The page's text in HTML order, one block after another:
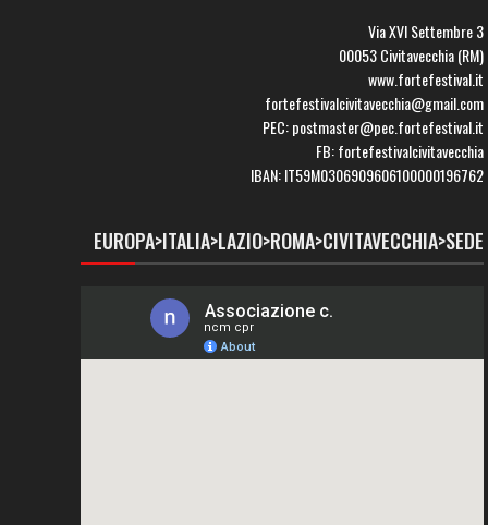
Via XVI Settembre 3
00053 Civitavecchia (RM)
www.fortefestival.it
fortefestivalcivitavecchia@gmail.com
PEC: postmaster@pec.fortefestival.it
FB: fortefestivalcivitavecchia
IBAN: IT59M0306909606100000196762
EUROPA>ITALIA>LAZIO>ROMA>CIVITAVECCHIA>SEDE